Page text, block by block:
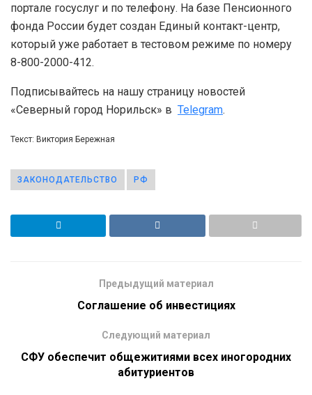
портале госуслуг и по телефону. На базе Пенсионного
фонда России будет создан Единый контакт-центр,
который уже работает в тестовом режиме по номеру
8-800-2000-412.
Подписывайтесь на нашу страницу новостей
«Северный город Норильск» в Telegram.
Текст: Виктория Бережная
ЗАКОНОДАТЕЛЬСТВО РФ
Предыдущий материал
Соглашение об инвестициях
Следующий материал
СФУ обеспечит общежитиями всех иногородних
абитуриентов